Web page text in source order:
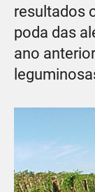
resultados
poda das
ano